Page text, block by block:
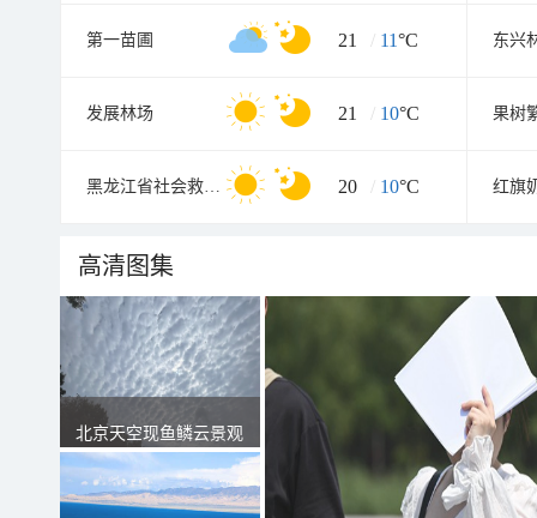
第一苗圃 21 / 11°C 东兴
发展林场 21 / 10°C 果树
黑龙江省社会救助安置中心 20 / 10°C 红旗
高清图集
北京天空现鱼鳞云景观